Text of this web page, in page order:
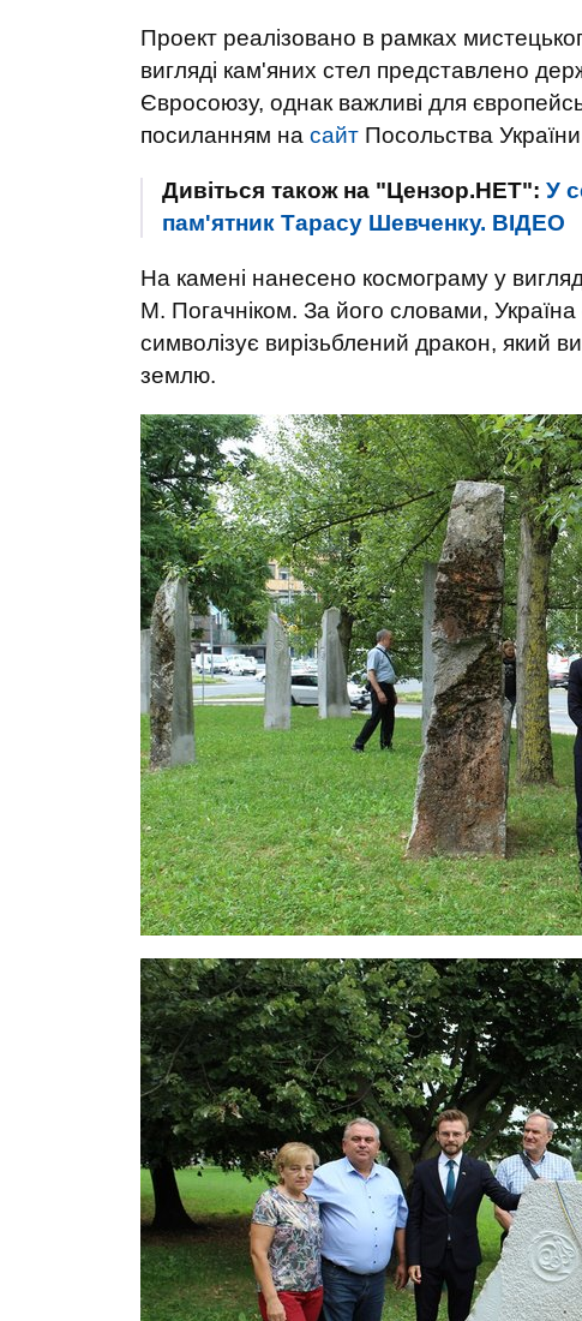
Проект реалізовано в рамках
вигляді кам'яних стел представлено
Євросоюзу, однак важливі для
посиланням на сайт Посольства
Дивіться також на "Цензор.НЕТ": У
пам'ятник Тарасу Шевченку. ВIДЕО
На камені нанесено космограму у
М. Погачніком. За його словами,
символізує вирізьблений дракон, який
землю.